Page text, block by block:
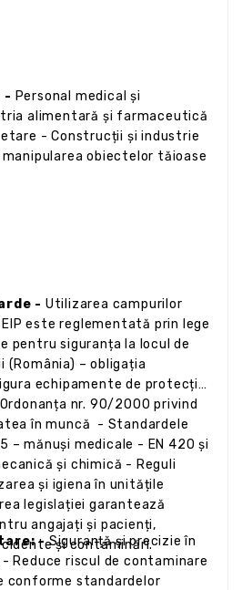
- Personal medical și
alimentară și farmaceutică
- Construcții și industrie
obiectelor tăioase
- Utilizarea campurilor
este reglementată prin lege
pentru siguranța la locul de
(România) – obligația
echipamente de protecție
nr. 90/2000 privind
în muncă - Standardele
– mănuși medicale - EN 420 și
și chimică - Reguli
și igiena în unitățile
legislației garantează
angajați și pacienți,
și contaminări.
-Siguranță și precizie în
Reduce riscul de contaminare
conforme standardelor